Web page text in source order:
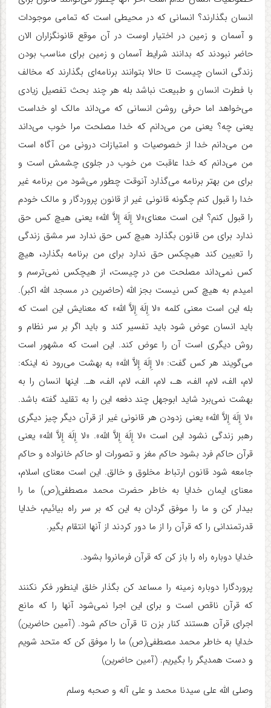
انسان بگذارند؟ انسانی که در محیطی است که تمامی موجودات
و آسمان و زمین در اختیار اوست در آن موقع قانونگزاران الان
حاضر نبودند که بدانند شرایط آسمان و زمین برای مناسب بودن
زندگی انسان چیست تا حالا بتوانند برنامه‌ای بگذارند که مخالف
با فطرت انسان و طبیعت نباشد بله هر چند بحث تفصیل زیادی
می‌خواهد اما حرفی روشن انسانی که می‌داند مالک او خداست
یعنی چه؟ یعنی من می‌دانم که خدا مصلحت مرا خوب می‌داند
من می‌دانم خدا از خصوصیات و امتیازات درونی من آگاه است
من می‌دانم که خدا عاقبت من خوب در جلوی چشمش است و
برای من بهتر برنامه می‌گذارد آنوقت چطور می‌شود من برنامه غیر
خدا را قبول کنم چگونه قانونی غیر از قانون پروردگار و مالک خودم
را قبول کنم؟ این است معنای«لا إِلَهَ إِلاَّ الله» یعنی هیچ کس حق
ندارد برای من قانون بگذارد هیچ کس حق ندارد سر مشق زندگی
را تعیین کند هیچکس حق ندارد برای من برنامه بگذارد، هیچ
کس نمی‌داند مصلحت من در چیست، از هیچکس نمی‌ترسم و
امیدم به هیچ کس نیست بجز الله (حاضرین در مسجد الله اکبر).
بله این است معنی کلمه «لا إِلَهَ إِلاَّ الله» که معنایش این است که
باید انسان عوض شود باید تفسیر کند و باید اگر بر سر نظام و
روش دیگری است آن را عوض کند. این است که مشهور است
می‌گویند هر کس گفت: «لا إِلَهَ إِلاَّ الله» به بهشت می‌رود نه اینکه:
لام، الف، لام، الف، هـ، لام، الف، لام، الف، هـ. اینها انسان را به
بهشت نمی‌برد شاید ابوجهل چند دفعه این را به تقلید گفته باشد.
«لا إِلَهَ إِلاَّ الله» یعنی زدودن هر قانونی غیر از قرآن دیگر چیز دیگری
رهبر زندگی نشود این است «لا إِلَهَ إِلاَّ الله». «لا إِلَهَ إِلاَّ الله» یعنی
قرآن حاکم فرد بشود حاکم مغز و تصورات او حاکم خانواده و حاکم
جامعه شود قانون ارتباط مخلوق و خالق. این است معنای اسلام،
معنای ایمان خدایا به خاطر حضرت محمد مصطفی(ص) ما را
بیدار کن و ما را موفق گردان به این که بر سر راه بیائیم، خدایا
قدرتمندانی را که قرآن را از ما دور کردند از آنها انتقام بگیر.
خدایا دوباره راه را باز کن که قرآن فرمانروا بشود.
پروردگارا دوباره زمینه را مساعد کن بگذار خلق اینطور فکر نکنند
که قرآن ناقص است و برای این اجرا نمی‌شود آنها را که مانع
اجرای قرآن هستند کنار بزن تا قرآن حاکم شود. (آمین حاضرین)
خدایا به‌ خاطر محمد مصطفی(ص) ما را موفق کن که‌ متحد شویم
و دست همدیگر را بگیریم. (آمین حاضرین)
وصلی الله‌ علی سیدنا محمد و علی آله‌ و صحبه‌ وسلم